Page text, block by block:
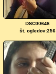
DSC00646
št. ogledov:256